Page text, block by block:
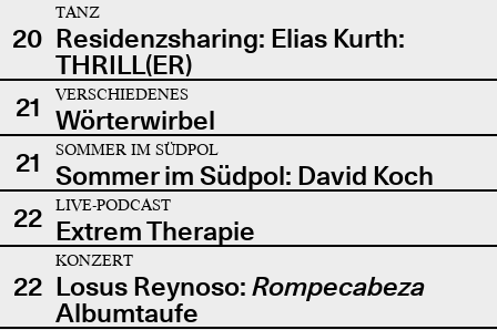
20
TANZ
Residenzsharing: Elias Kurth:
THRILL(ER)
21
VERSCHIEDENES
Wörterwirbel
21
SOMMER IM SÜDPOL
Sommer im Südpol: David Koch
22
LIVE-PODCAST
Extrem Therapie
22
KONZERT
Losus Reynoso: Rompecabeza
Albumtaufe